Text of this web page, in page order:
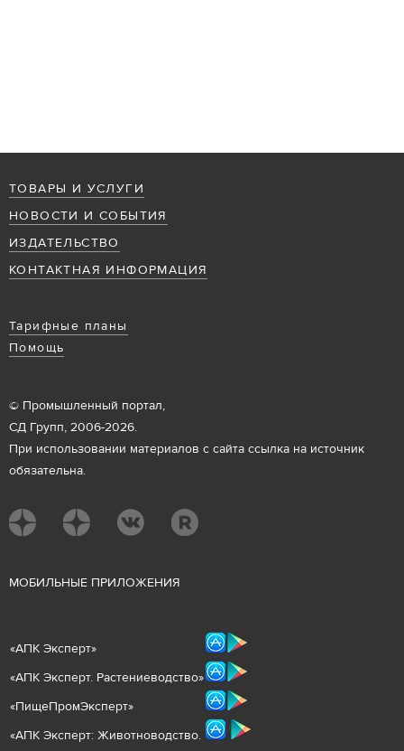
ТОВАРЫ И УСЛУГИ
НОВОСТИ И СОБЫТИЯ
ИЗДАТЕЛЬСТВО
КОНТАКТНАЯ ИНФОРМАЦИЯ
Тарифные планы
Помощь
© Промышленный портал,
СД Групп, 2006-2026.
При использовании материалов с сайта ссылка на источник
обязательна.
МОБИЛЬНЫЕ ПРИЛОЖЕНИЯ
«АПК Эксперт»
«АПК Эксперт. Растениеводство»
«ПищеПромЭксперт»
«АПК Эксперт: Животноводство.